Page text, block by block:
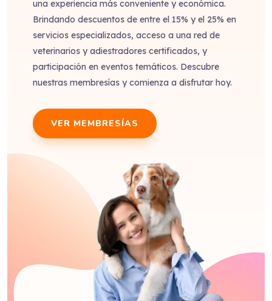
una experiencia más conveniente y económica.
Brindando descuentos de entre el 15% y el 25% en
servicios especializados, acceso a una red de
veterinarios y adiestradores certificados, y
participación en eventos temáticos. Descubre
nuestras membresías y comienza a disfrutar hoy.
VER MEMBRESÍAS